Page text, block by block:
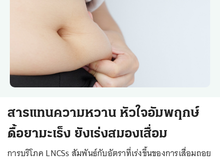
สารแทนความหวาน หัวใจอัมพฤกษ์
ดื้อยามะเร็ง ยังเร่งสมองเสื่อม
การบริโภค LNCSs สัมพันธ์กับอัตราที่เร่งขึ้นของการเสื่อมถอย